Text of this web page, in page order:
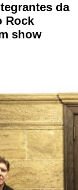
da
Rock
show